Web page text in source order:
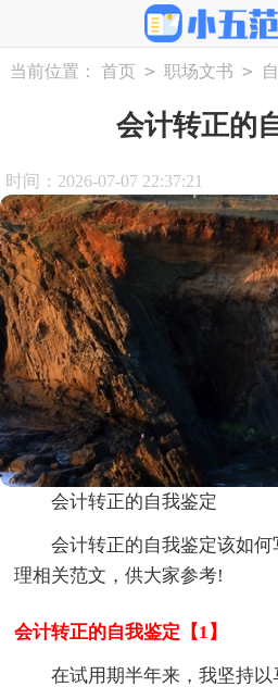
当前位置： 首页 > 职场文书 >
会计转正的
时间：2026-07-07 22:37:21
会计转正的自我鉴定
会计转正的自我鉴定该如
理相关范文，供大家参考!
会计转正的自我鉴定【1】
在试用期半年来，我坚持